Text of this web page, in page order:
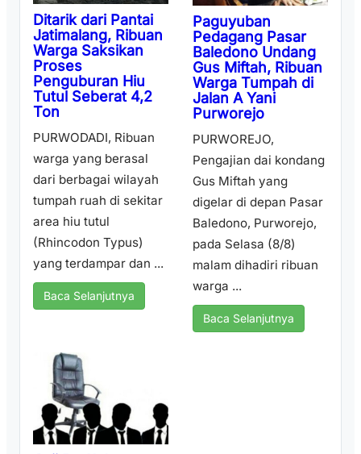
Ditarik dari Pantai
Jatimalang, Ribuan
Warga Saksikan
Proses
Penguburan Hiu
Tutul Seberat 4,2
Ton
PURWODADI, Ribuan
warga yang berasal
dari berbagai wilayah
tumpah ruah di sekitar
area hiu tutul
(Rhincodon Typus)
yang terdampar dan ...
Baca Selanjutnya
Paguyuban
Pedagang Pasar
Baledono Undang
Gus Miftah, Ribuan
Warga Tumpah di
Jalan A Yani
Purworejo
PURWOREJO,
Pengajian dai kondang
Gus Miftah yang
digelar di depan Pasar
Baledono, Purworejo,
pada Selasa (8/8)
malam dihadiri ribuan
warga ...
Baca Selanjutnya